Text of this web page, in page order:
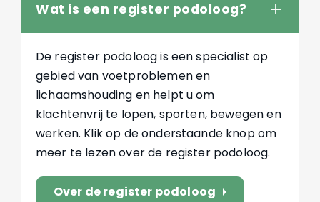
Wat is een register podoloog?
De register podoloog is een specialist op
gebied van voetproblemen en
lichaamshouding en helpt u om
klachtenvrij te lopen, sporten, bewegen en
werken. Klik op de onderstaande knop om
meer te lezen over de register podoloog.
Over de register podoloog arrow_right